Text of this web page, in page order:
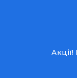
Акції!